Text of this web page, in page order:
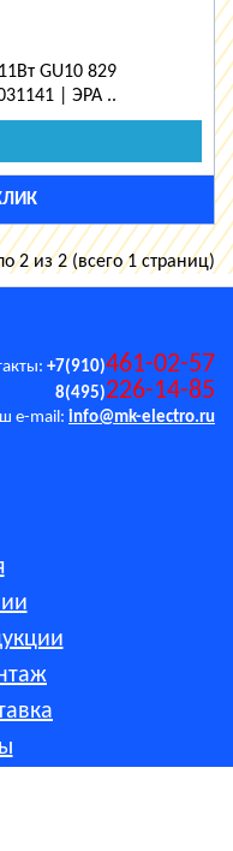
GU10 829
| ЭРА ..
2 из 2 (всего 1 страниц)
+7(910)461-02-57
8(495)226-14-85
e-mail: info@mk-electro.ru